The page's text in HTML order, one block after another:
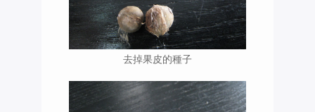
去掉果皮的種子